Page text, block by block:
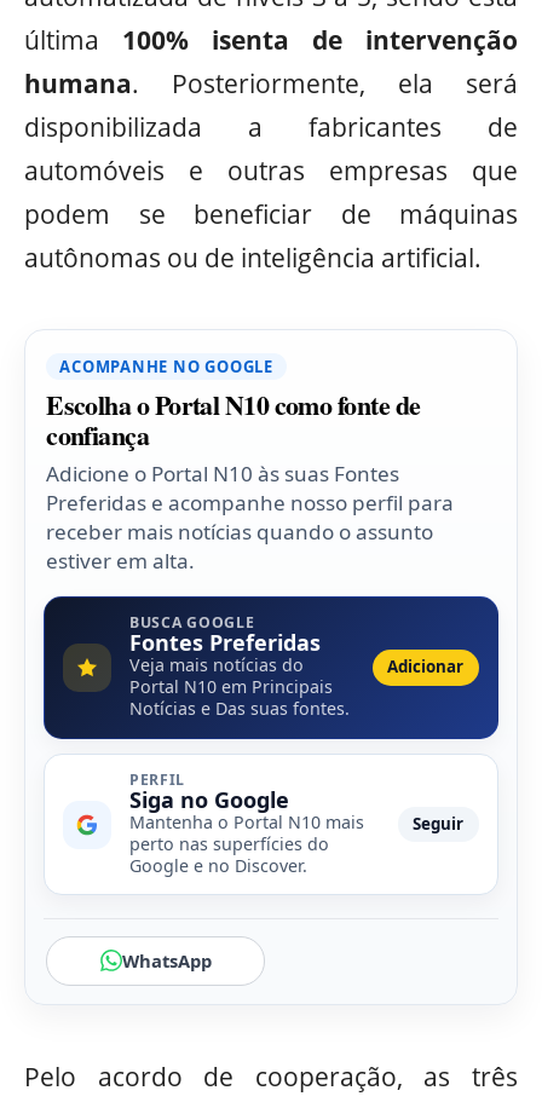
última 100% isenta de intervenção
humana. Posteriormente, ela será
disponibilizada a fabricantes de
automóveis e outras empresas que
podem se beneficiar de máquinas
autônomas ou de inteligência artificial.
ACOMPANHE NO GOOGLE
Escolha o Portal N10 como fonte de
confiança
Adicione o Portal N10 às suas Fontes
Preferidas e acompanhe nosso perfil para
receber mais notícias quando o assunto
estiver em alta.
BUSCA GOOGLE
Fontes Preferidas
Veja mais notícias do
Portal N10 em Principais
Notícias e Das suas fontes.
Adicionar
PERFIL
Siga no Google
Mantenha o Portal N10 mais
perto nas superfícies do
Google e no Discover.
Seguir
WhatsApp
Pelo acordo de cooperação, as três